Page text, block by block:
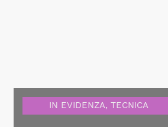
IN EVIDENZA, TECNICA